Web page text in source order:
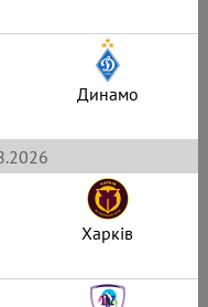
Динамо
Харків